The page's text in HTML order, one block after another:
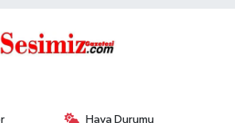
Hava Durumu